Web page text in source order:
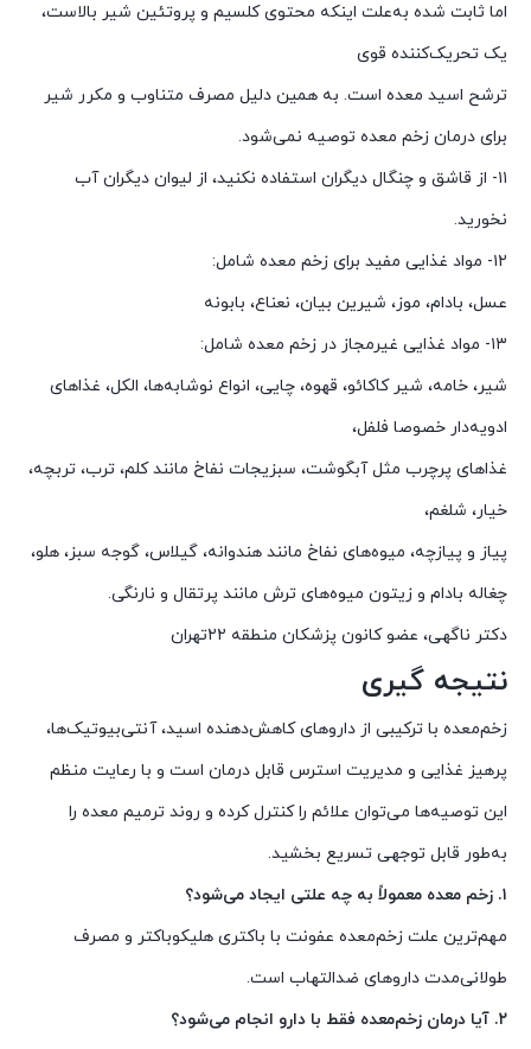
اما ثابت شده به‌علت اینکه محتوی کلسیم و پروتئین شیر بالاست،
یک تحریک‌کننده قوی
ترشح اسید معده است. به همین دلیل مصرف متناوب و مکرر شیر
برای درمان زخم‌ معده توصیه نمی‌شود.
۱۱- از قاشق و چنگال دیگران استفاده نکنید، از لیوان دیگران آب
نخورید.
۱۲- مواد غذایی مفید برای زخم معده شامل:
عسل، بادام، موز، شیرین بیان، نعناع، بابونه
۱۳- مواد غذایی غیرمجاز در زخم معده شامل:
شیر، خامه، شیر کاکائو، قهوه، چایی، انواع نوشابه‌ها، الکل، غذاهای
ادویه‌دار خصوصا فلفل،
غذاهای پرچرب مثل آبگوشت، سبزیجات نفاخ مانند کلم، ترب، تربچه،
خیار، شلغم،
پیاز و پیازچه، میوه‌های نفاخ مانند هندوانه، گیلاس، گوجه سبز، هلو،
چغاله بادام و زیتون میوه‌های ترش مانند پرتقال و نارنگی.
دکتر ناگهی، عضو کانون پزشکان منطقه ۲۲تهران
نتیجه گیری
زخم‌معده با ترکیبی از داروهای کاهش‌دهنده اسید، آنتی‌بیوتیک‌ها،
پرهیز غذایی و مدیریت استرس قابل درمان است و با رعایت منظم
این توصیه‌ها می‌توان علائم را کنترل کرده و روند ترمیم معده را
به‌طور قابل توجهی تسریع بخشید.
۱. زخم معده معمولاً به چه علتی ایجاد می‌شود؟
مهم‌ترین علت زخم‌معده عفونت با باکتری هلیکوباکتر و مصرف
طولانی‌مدت داروهای ضدالتهاب است.
۲. آیا درمان زخم‌معده فقط با دارو انجام می‌شود؟